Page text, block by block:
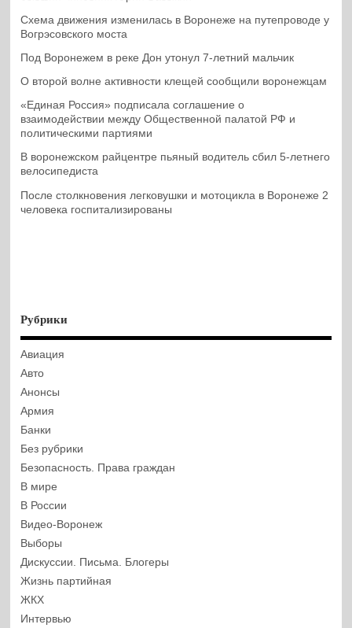
Схема движения изменилась в Воронеже на путепроводе у
Вогрэсовского моста
Под Воронежем в реке Дон утонул 7-летний мальчик
О второй волне активности клещей сообщили воронежцам
«Единая Россия» подписала соглашение о
взаимодействии между Общественной палатой РФ и
политическими партиями
В воронежском райцентре пьяный водитель сбил 5-летнего
велосипедиста
После столкновения легковушки и мотоцикла в Воронеже 2
человека госпитализированы
Рубрики
Авиация
Авто
Анонсы
Армия
Банки
Без рубрики
Безопасность. Права граждан
В мире
В России
Видео-Воронеж
Выборы
Дискуссии. Письма. Блогеры
Жизнь партийная
ЖКХ
Интервью